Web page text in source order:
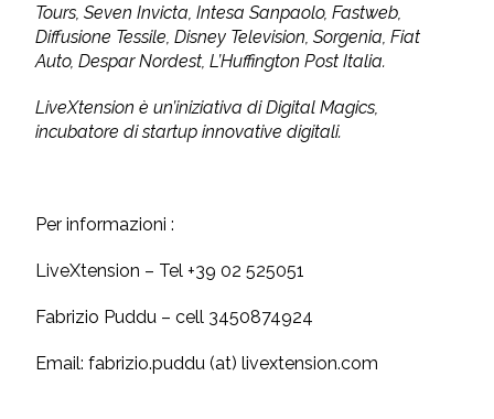
Tours, Seven Invicta, Intesa Sanpaolo, Fastweb,
Diffusione Tessile, Disney Television, Sorgenia, Fiat
Auto, Despar Nordest, L’Huffington Post Italia.
LiveXtension è un’iniziativa di Digital Magics,
incubatore di startup innovative digitali.
Per informazioni :
LiveXtension – Tel +39 02 525051
Fabrizio Puddu – cell 3450874924
Email: fabrizio.puddu (at) livextension.com